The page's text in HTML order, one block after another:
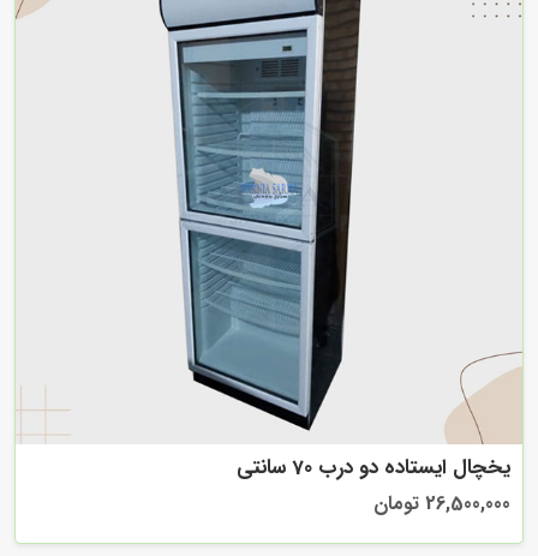
یخچال ایستاده دو درب 70 سانتی
26,500,000 تومان